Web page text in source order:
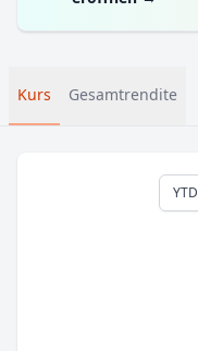
Kurs Gesamtrendite
YTD